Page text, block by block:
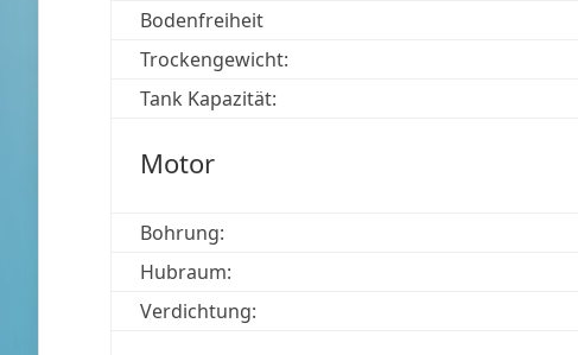
Bodenfreiheit
Trockengewicht:
Tank Kapazität:
Motor
Bohrung:
Hubraum:
Verdichtung: